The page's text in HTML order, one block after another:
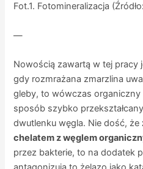
Fot.1. Fotomineralizacja
—
Nowością zawartą w tej pracy
gdy rozmrażana zmarzlina
gleby, to wówczas organiczny
sposób szybko
dwutlenku węgla. Nie dość, że
chelatem z węglem
przez bakterie, to na dodatek